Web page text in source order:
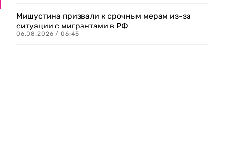
Мишустина призвали к срочным мерам из-за
ситуации с мигрантами в РФ
06.08.2026 / 06:45